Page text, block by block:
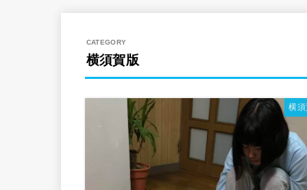
横須賀版
横